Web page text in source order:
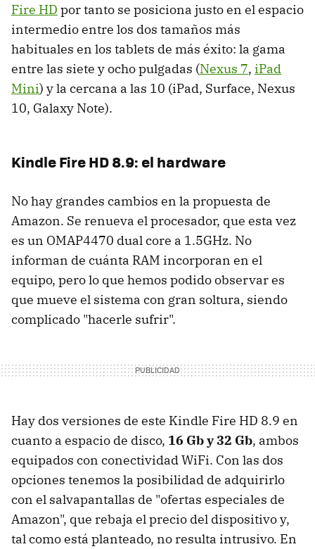
Fire HD por tanto se posiciona justo en el espacio
intermedio entre los dos tamaños más
habituales en los tablets de más éxito: la gama
entre las siete y ocho pulgadas (Nexus 7, iPad
Mini) y la cercana a las 10 (iPad, Surface, Nexus
10, Galaxy Note).
Kindle Fire HD 8.9: el hardware
No hay grandes cambios en la propuesta de
Amazon. Se renueva el procesador, que esta vez
es un OMAP4470 dual core a 1.5GHz. No
informan de cuánta RAM incorporan en el
equipo, pero lo que hemos podido observar es
que mueve el sistema con gran soltura, siendo
complicado "hacerle sufrir".
Hay dos versiones de este Kindle Fire HD 8.9 en
cuanto a espacio de disco, 16 Gb y 32 Gb, ambos
equipados con conectividad WiFi. Con las dos
opciones tenemos la posibilidad de adquirirlo
con el salvapantallas de "ofertas especiales de
Amazon", que rebaja el precio del dispositivo y,
tal como está planteado, no resulta intrusivo. En